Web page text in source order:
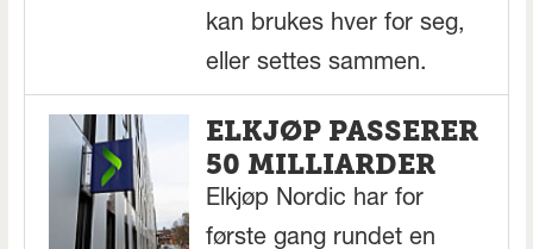
kan brukes hver for seg,
eller settes sammen.
ELKJØP PASSERER
50 MILLIARDER
Elkjøp Nordic har for
første gang rundet en